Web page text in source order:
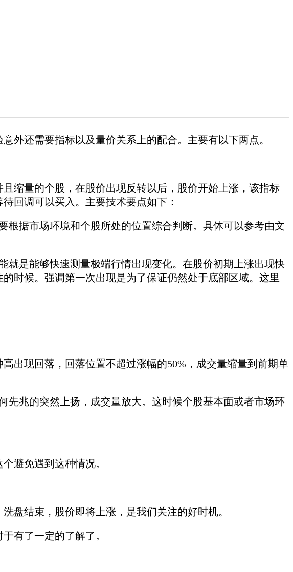
外还需要指标以及量价关系上的配合。主要有以下两点。
量的个股，在股价出现反转以后，股价开始上涨，该指标
回调可以买入。主要技术要点如下：
据市场环境和个股所处的位置综合判断。具体可以参考由文
是能够快速测量极端行情出现变化。在股价初期上涨出现快
时候。强调第一次出现是为了保证仍然处于底部区域。这里
现回落，回落位置不超过涨幅的50%，成交量缩量到前期单
兆的突然上扬，成交量放大。这时候个股基本面或者市场环
避免遇到这种情况。
结束，股价即将上涨，是我们关注的好时机。
有了一定的了解了。